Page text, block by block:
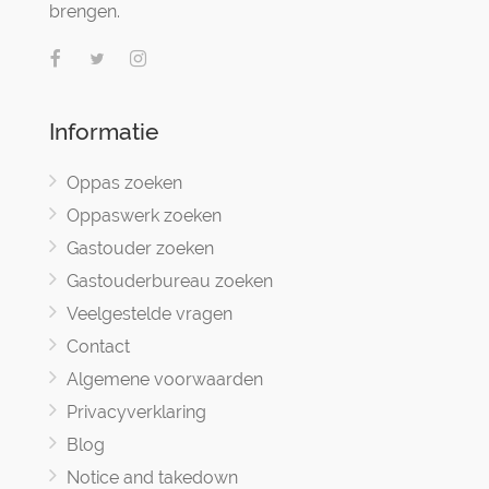
brengen.
Informatie
Oppas zoeken
Oppaswerk zoeken
Gastouder zoeken
Gastouderbureau zoeken
Veelgestelde vragen
Contact
Algemene voorwaarden
Privacyverklaring
Blog
Notice and takedown